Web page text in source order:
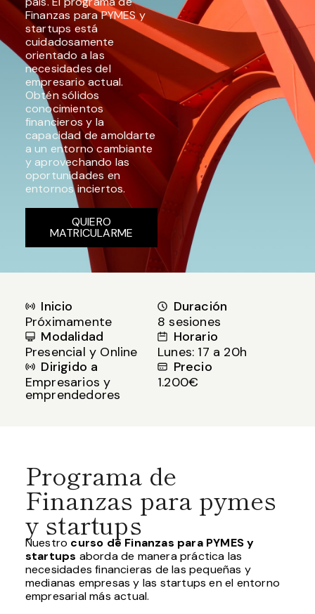
Finanzas para PYMES y
startups está
cuidadosamente
orientado a las
necesidades del
empresario actual.
Obtén sólidos
conocimientos
financieros y la
capacidad de amoldarte
a un entorno cambiante
y aprovechando las
oportunidades en
entornos inciertos.
QUIERO
MATRICULARME
Inicio
Próximamente
Duración
8 sesiones
Modalidad
Presencial y Online
Horario
Lunes: 17 a 20h
Dirigido a
Empresarios y
emprendedores
Precio
1.200€
Programa de
Finanzas para pymes
y startups
Nuestro curso de Finanzas para PYMES y
startups aborda de manera práctica las
necesidades financieras de las pequeñas y
medianas empresas y las startups en el entorno
empresarial más actual.